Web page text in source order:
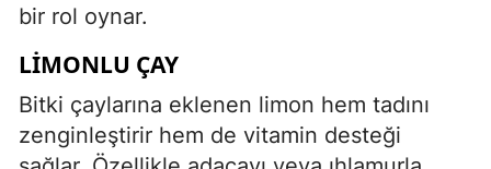
bir rol oynar.
LIMONLU ÇAY
Bitki çaylarına eklenen limon hem tadını
zenginleştirir hem de vitamin desteği